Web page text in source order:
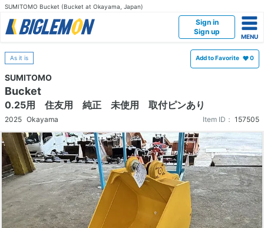
SUMITOMO Bucket (Bucket at Okayama, Japan)
Sign in
Sign up
As it is Add to Favorite 0
SUMITOMO
Bucket
0.25用 住友用 純正 未使用 取付ピンあり
2025 Okayama Item ID： 157505